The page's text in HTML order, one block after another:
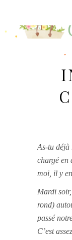
As-tu déjà
chargé en
moi, il y
Mardi
rond)
passé
C’est